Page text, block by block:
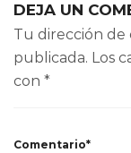
DEJA UN
Tu dirección de
publicada. Los
con *
Comentario*